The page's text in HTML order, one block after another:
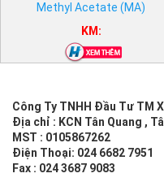
Methyl Acetate (MA)
KM:
Công Ty TNHH Đầu Tư TM
Địa chỉ : KCN Tân Quang ,
MST : 0105867262
Điện Thoại: 024 6682 7951
Fax : 024 3687 9083